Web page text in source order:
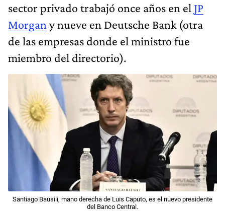
sector privado trabajó once años en el JP
Morgan y nueve en Deutsche Bank (otra
de las empresas donde el ministro fue
miembro del directorio).
Santiago Bausili, mano derecha de Luis Caputo, es el nuevo presidente
del Banco Central.